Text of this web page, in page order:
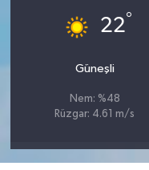
22°
Güneşli
Nem: %48
Rüzgar: 4.61 m/s